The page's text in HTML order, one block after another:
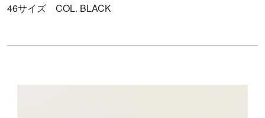
46サイズ COL. BLACK